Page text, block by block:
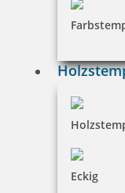
Eckig
Prägestempel
Jetzt gestalten